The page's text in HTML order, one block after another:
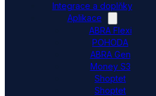
Integrace a doplňky
Aplikace
ABRA Flexi
POHODA
ABRA Gen
Money S3
Shoptet
Shoptet